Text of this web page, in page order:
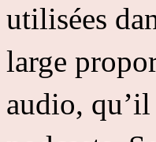
utilisées
large
audio, qu’il